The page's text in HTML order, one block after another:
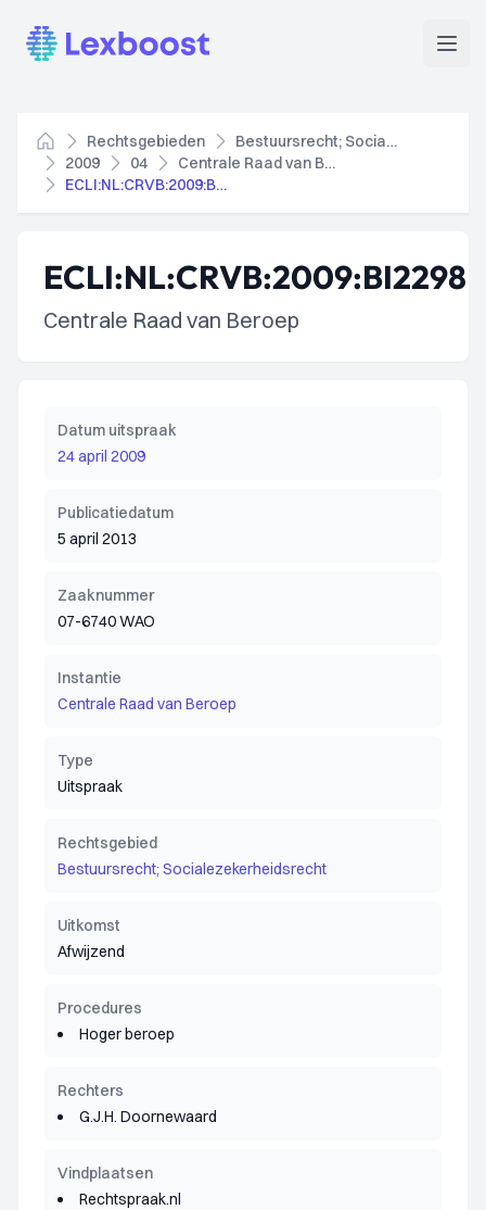
Lexboost
Home
Rechtsgebieden
Bestuursrecht; Socialezekerheidsrecht
2009
04
Centrale Raad van Beroep
ECLI:NL:CRVB:2009:BI2298
ECLI:NL:CRVB:2009:BI2298
Centrale Raad van Beroep
Datum uitspraak
24 april 2009
Publicatiedatum
5 april 2013
Zaaknummer
07-6740 WAO
Instantie
Centrale Raad van Beroep
Type
Uitspraak
Rechtsgebied
Bestuursrecht; Socialezekerheidsrecht
Uitkomst
Afwijzend
Procedures
Hoger beroep
Rechters
G.J.H. Doornewaard
Vindplaatsen
Rechtspraak.nl